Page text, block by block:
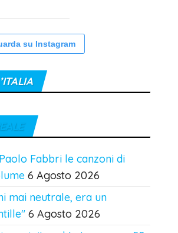
su Instagram
Fabbri le canzoni di
6 Agosto 2026
mai neutrale, era un
6 Agosto 2026